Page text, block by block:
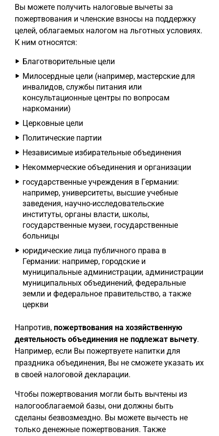
Вы можете получить налоговые вычеты за
пожертвования и членские взносы на поддержку
целей, облагаемых налогом на льготных условиях.
К ним относятся:
Благотворительные цели
Милосердные цели (например, мастерские для
инвалидов, службы питания или
консультационные центры по вопросам
наркомании)
Церковные цели
Политические партии
Независимые избирательные объединения
Некоммерческие объединения и организации
государственные учреждения в Германии:
например, университеты, высшие учебные
заведения, научно-исследовательские
институты, органы власти, школы,
государственные музеи, государственные
больницы
юридические лица публичного права в
Германии: например, городские и
муниципальные администрации, администрации
муниципальных объединений, федеральные
земли и федеральное правительство, а также
церкви
Напротив, пожертвования на хозяйственную
деятельность объединения не подлежат вычету.
Например, если Вы пожертвуете напитки для
праздника объединения, Вы не сможете указать их
в своей налоговой декларации.
Чтобы пожертвования могли быть вычтены из
налогооблагаемой базы, они должны быть
сделаны безвозмездно. Вы можете вычесть не
только денежные пожертвования. Также